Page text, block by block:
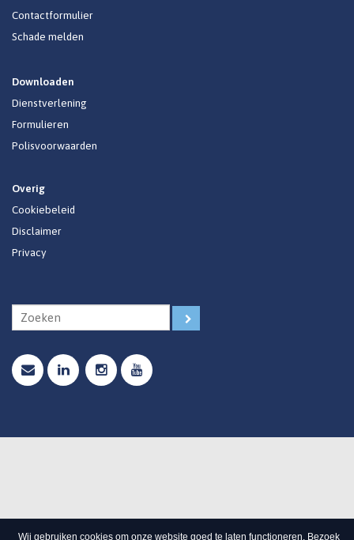
Wij gebruiken cookies om onze website goed te laten functioneren. Bezoek
Contactformulier
Schade melden
Downloaden
Dienstverlening
Formulieren
Polisvoorwaarden
Overig
Cookiebeleid
Disclaimer
Privacy